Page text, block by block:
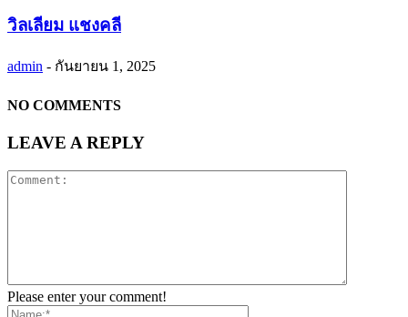
วิลเลียม แชงคลี
admin - กันยายน 1, 2025
NO COMMENTS
LEAVE A REPLY
Please enter your comment!